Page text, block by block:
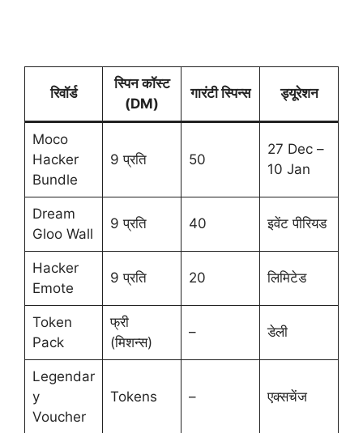
रिवॉर्ड
स्पिन कॉस्ट
(DM)
गारंटी स्पिन्स ड्यूरेशन
Moco
Hacker
Bundle
9 प्रति 50
27 Dec –
10 Jan
Dream
Gloo Wall
9 प्रति 40 इवेंट पीरियड
Hacker
Emote
9 प्रति 20 लिमिटेड
Token
Pack
फ्री
(मिशन्स)
– डेली
Legendar
y
Voucher
Tokens – एक्सचेंज